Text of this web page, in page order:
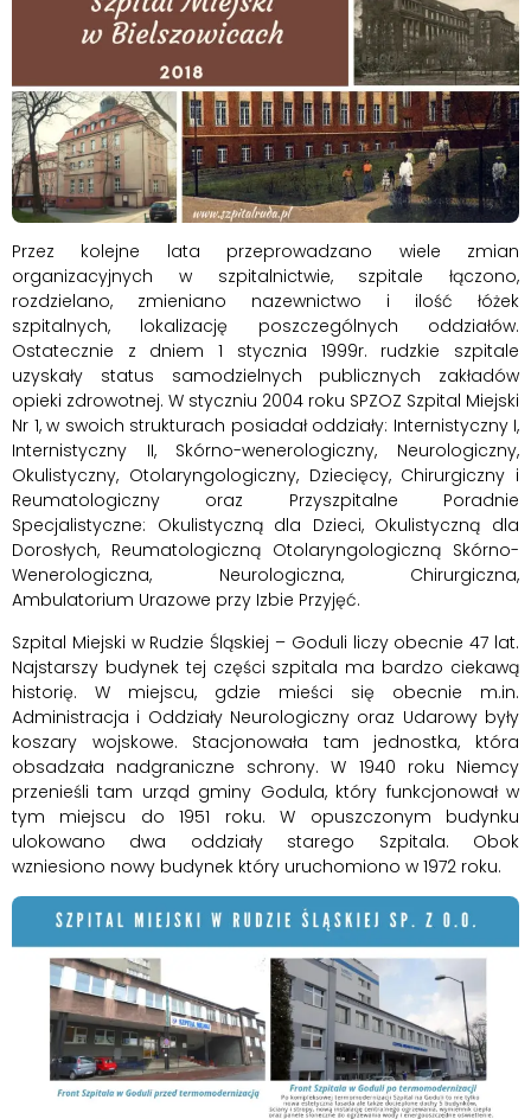
Przez kolejne lata przeprowadzano wiele zmian
organizacyjnych w szpitalnictwie, szpitale łączono,
rozdzielano, zmieniano nazewnictwo i ilość łóżek
szpitalnych, lokalizację poszczególnych oddziałów.
Ostatecznie z dniem 1 stycznia 1999r. rudzkie szpitale
uzyskały status samodzielnych publicznych zakładów
opieki zdrowotnej. W styczniu 2004 roku SPZOZ Szpital Miejski
Nr 1, w swoich strukturach posiadał oddziały: Internistyczny I,
Internistyczny II, Skórno-wenerologiczny, Neurologiczny,
Okulistyczny, Otolaryngologiczny, Dziecięcy, Chirurgiczny i
Reumatologiczny oraz Przyszpitalne Poradnie
Specjalistyczne: Okulistyczną dla Dzieci, Okulistyczną dla
Dorosłych, Reumatologiczną Otolaryngologiczną Skórno-
Wenerologiczna, Neurologiczna, Chirurgiczna,
Ambulatorium Urazowe przy Izbie Przyjęć.
Szpital Miejski w Rudzie Śląskiej – Goduli liczy obecnie 47 lat.
Najstarszy budynek tej części szpitala ma bardzo ciekawą
historię. W miejscu, gdzie mieści się obecnie m.in.
Administracja i Oddziały Neurologiczny oraz Udarowy były
koszary wojskowe. Stacjonowała tam jednostka, która
obsadzała nadgraniczne schrony. W 1940 roku Niemcy
przenieśli tam urząd gminy Godula, który funkcjonował w
tym miejscu do 1951 roku. W opuszczonym budynku
ulokowano dwa oddziały starego Szpitala. Obok
wzniesiono nowy budynek który uruchomiono w 1972 roku.